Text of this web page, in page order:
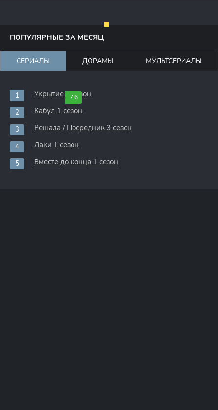
ПОПУЛЯРНЫЕ ЗА МЕСЯЦ
СЕРИАЛЫ ДОРАМЫ МУЛЬТСЕРИАЛЫ
7.6
Укрытие 3 сезон
Кабул 1 сезон
Решала / Посредник 3 сезон
Лаки 1 сезон
Вместе до конца 1 сезон